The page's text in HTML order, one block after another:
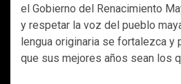
el Gobierno del Renacimiento
y respetar la voz del pueblo
lengua originaria se fortalezca y
que sus mejores años sean los